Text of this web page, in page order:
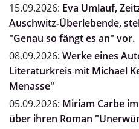
15.09.2026: Eva Umlauf,
Auschwitz-Überlebende,
"Genau so fängt es an" vor.
08.09.2026: Werke eines
Literaturkreis mit Michael
Menasse"
05.09.2026: Miriam Carbe
über ihren Roman